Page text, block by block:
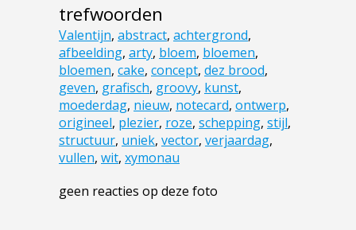
trefwoorden
Valentijn, abstract, achtergrond,
afbeelding, arty, bloem, bloemen,
bloemen, cake, concept, dez brood,
geven, grafisch, groovy, kunst,
moederdag, nieuw, notecard, ontwerp,
origineel, plezier, roze, schepping, stijl,
structuur, uniek, vector, verjaardag,
vullen, wit, xymonau
geen reacties op deze foto